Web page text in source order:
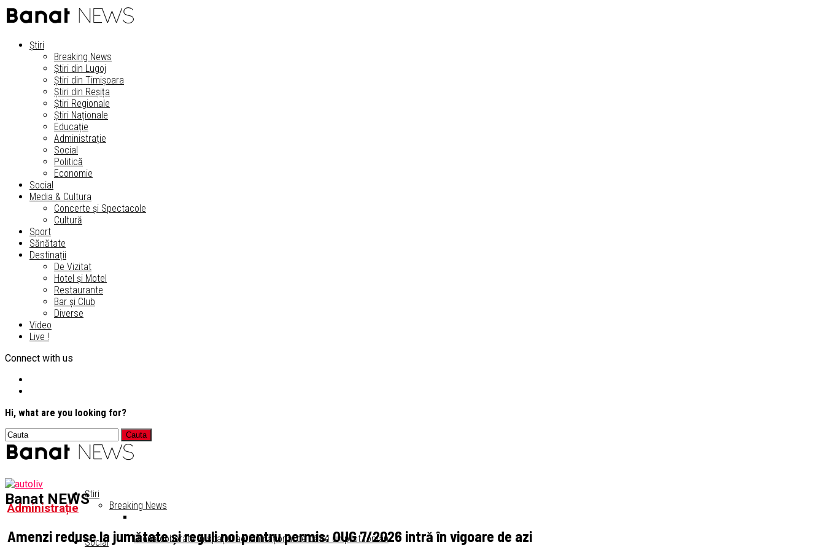
Știri
Breaking News
Știri din Lugoj
Știri din Timișoara
Știri din Reșița
Știri Regionale
Știri Naționale
Educație
Administrație
Social
Politică
Economie
Social
Media & Cultura
Concerte și Spectacole
Cultură
Sport
Sănătate
Destinații
De Vizitat
Hotel și Motel
Restaurante
Bar și Club
Diverse
Video
Live !
Connect with us
Hi, what are you looking for?
Banat NEWSȘtiri
Breaking News
Dronă doborâtă în spaţiul aerian naţional de către un pilot român
Social
Administrație
Amenzi reduse la jumătate și reguli noi pentru permis: OUG 7/2026 intră în vigoare de azi